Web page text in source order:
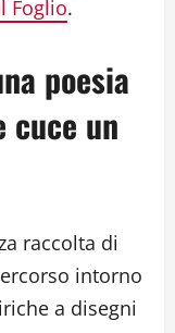
Foglio.
poesia
cuce un
raccolta di
intorno
a disegni